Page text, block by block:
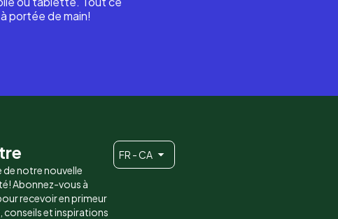
portée de main!
de notre nouvelle
Abonnez-vous à
recevoir en primeur
conseils et inspirations
FR - CA